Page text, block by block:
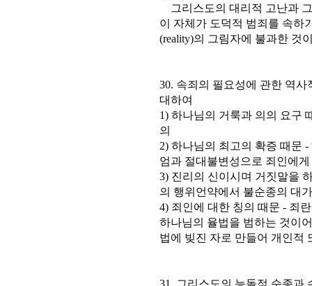
그리스도의 대리적 고난과
이 자체가 도덕적 범죄를 속하
(reality)의 그림자에 불과한 것
30. 속죄의 필요성에 관한 역
대하여
1) 하나님의 거룩과 의의 요구
의
2) 하나님의 최고의 확증 때문
엄과 절대불변성으로 죄인에
3) 진리의 신이시며 거짓말을
의 행위언약에서 불순종의 대
4) 죄인에 대한 칭의 때문 - 죄
하나님의 율법을 범하는 것이
법에 빚진 자로 만들어 개인적